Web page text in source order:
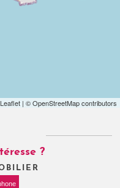
Leaflet | © OpenStreetMap contributors
?